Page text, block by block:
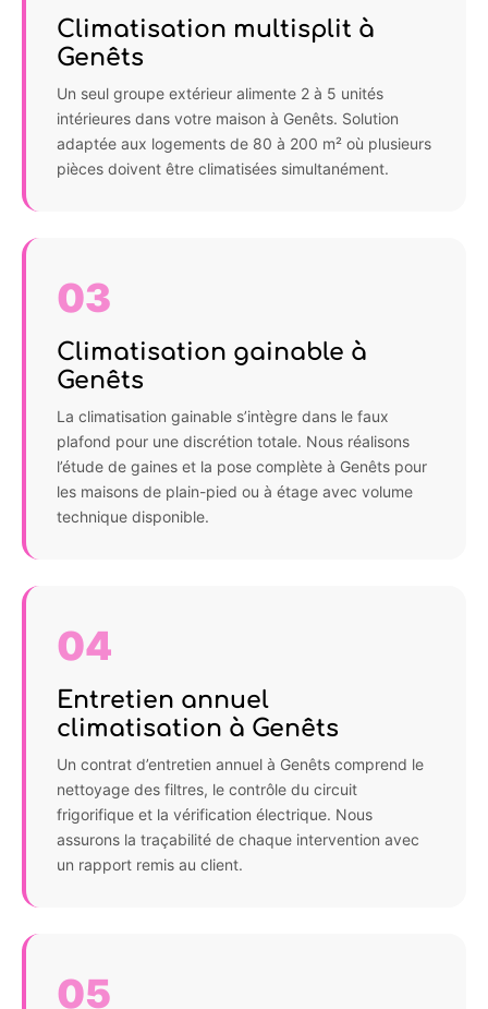
Climatisation multisplit à
Genêts
Un seul groupe extérieur alimente 2 à 5 unités
intérieures dans votre maison à Genêts. Solution
adaptée aux logements de 80 à 200 m² où plusieurs
pièces doivent être climatisées simultanément.
03
Climatisation gainable à
Genêts
La climatisation gainable s’intègre dans le faux
plafond pour une discrétion totale. Nous réalisons
l’étude de gaines et la pose complète à Genêts pour
les maisons de plain-pied ou à étage avec volume
technique disponible.
04
Entretien annuel
climatisation à Genêts
Un contrat d’entretien annuel à Genêts comprend le
nettoyage des filtres, le contrôle du circuit
frigorifique et la vérification électrique. Nous
assurons la traçabilité de chaque intervention avec
un rapport remis au client.
05